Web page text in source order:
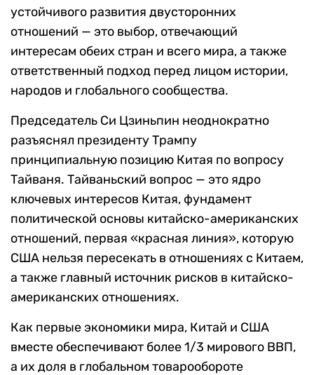
устойчивого развития двусторонних
отношений — это выбор, отвечающий
интересам обеих стран и всего мира, а также
ответственный подход перед лицом истории,
народов и глобального сообщества.
Председатель Си Цзиньпин неоднократно
разъяснял президенту Трампу
принципиальную позицию Китая по вопросу
Тайваня. Тайваньский вопрос — это ядро
ключевых интересов Китая, фундамент
политической основы китайско-американских
отношений, первая «красная линия», которую
США нельзя пересекать в отношениях с Китаем,
а также главный источник рисков в китайско-
американских отношениях.
Как первые экономики мира, Китай и США
вместе обеспечивают более 1/3 мирового ВВП,
а их доля в глобальном товарообороте